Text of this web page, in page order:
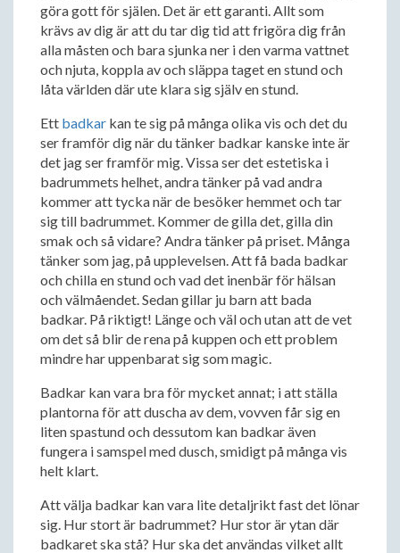
göra gott för själen. Det är ett garanti. Allt som
krävs av dig är att du tar dig tid att frigöra dig från
alla måsten och bara sjunka ner i den varma vattnet
och njuta, koppla av och släppa taget en stund och
låta världen där ute klara sig själv en stund.
Ett badkar kan te sig på många olika vis och det du
ser framför dig när du tänker badkar kanske inte är
det jag ser framför mig. Vissa ser det estetiska i
badrummets helhet, andra tänker på vad andra
kommer att tycka när de besöker hemmet och tar
sig till badrummet. Kommer de gilla det, gilla din
smak och så vidare? Andra tänker på priset. Många
tänker som jag, på upplevelsen. Att få bada badkar
och chilla en stund och vad det inenbär för hälsan
och välmåendet. Sedan gillar ju barn att bada
badkar. På riktigt! Länge och väl och utan att de vet
om det så blir de rena på kuppen och ett problem
mindre har uppenbarat sig som magic.
Badkar kan vara bra för mycket annat; i att ställa
plantorna för att duscha av dem, vovven får sig en
liten spastund och dessutom kan badkar även
fungera i samspel med dusch, smidigt på många vis
helt klart.
Att välja badkar kan vara lite detaljrikt fast det lönar
sig. Hur stort är badrummet? Hur stor är ytan där
badkaret ska stå? Hur ska det användas vilket allt